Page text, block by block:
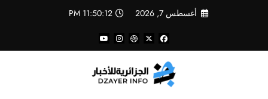
أغسطس 7, 2026 11:50:12 PM